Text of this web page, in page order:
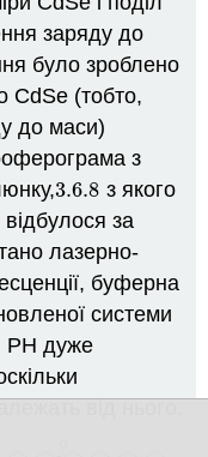
заряду до
було зроблено
CdSe (тобто,
до маси)
з
3.6.8
3.6.8 з якого
за
лазерно-
буферна
системи
РН дуже
від нього.